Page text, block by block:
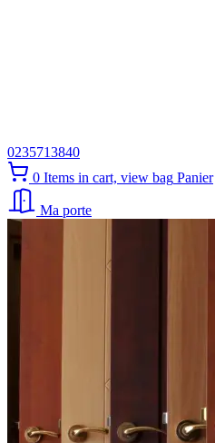
0235713840
0 Items in cart, view bag Panier
Ma porte